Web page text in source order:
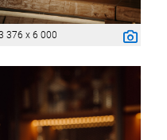
376 x 6 000